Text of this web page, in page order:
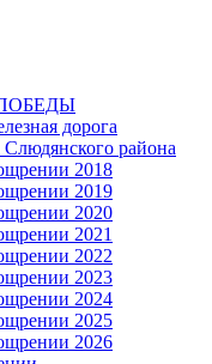
дорога
района
2018
2019
2020
2021
2022
2023
2024
2025
2026